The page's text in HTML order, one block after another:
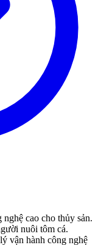
cao cho thủy sản.
nuôi tôm cá.
vận hành công nghệ